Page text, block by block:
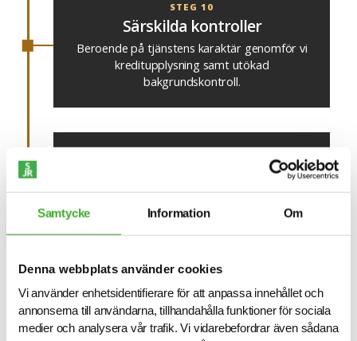
Samtycke Information Om
Denna webbplats använder cookies
Vi använder enhetsidentifierare för att anpassa innehållet och
annonserna till användarna, tillhandahålla funktioner för sociala
medier och analysera vår trafik. Vi vidarebefordrar även sådana
STEG 10
Särskilda kontroller
Beroende på tjänstens karaktär genomför vi
kreditupplysning samt utökad
bakgrundskontroll.
Ni signerar kontrakt med kandidaten.
STEG 12
Uppföljning & coachning
Vi följer er och kandidaten i 6 månader.